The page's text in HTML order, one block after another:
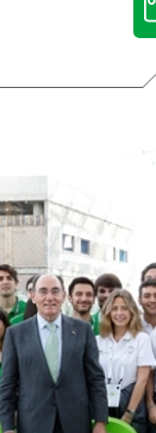
voces
sociales